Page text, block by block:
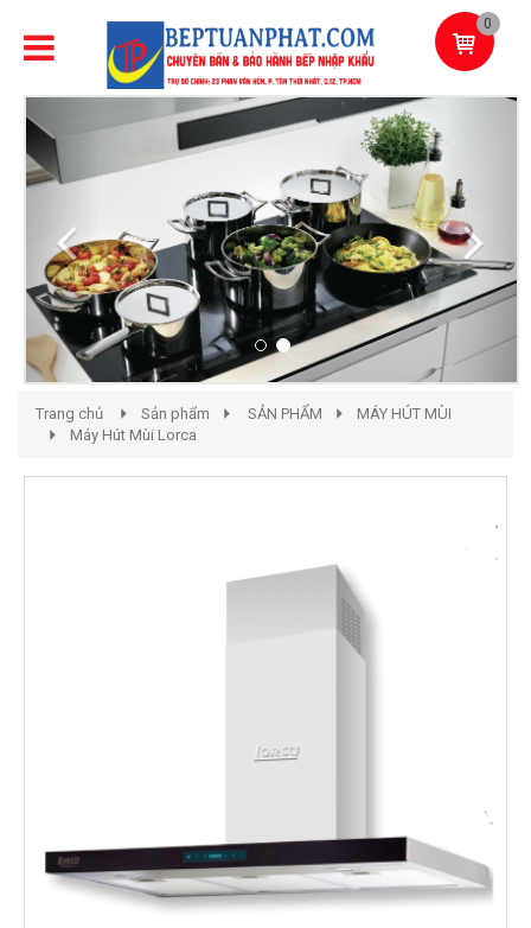
0
Previous
Trang chủ Sản phẩm SẢN PHẨM
MÁY HÚT MÙI
Máy Hút Mùi Lorca